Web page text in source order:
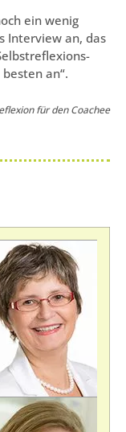
ein wenig
Interview an, das
an“.
für den Coachee